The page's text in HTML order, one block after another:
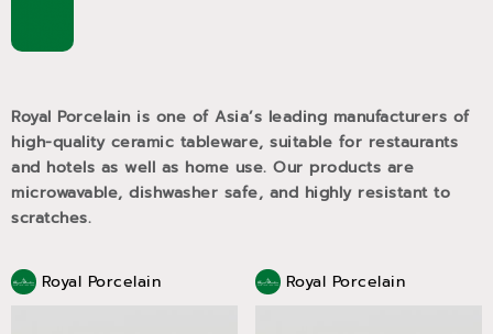
Royal Porcelain is one of Asia’s leading manufacturers of
high-quality ceramic tableware, suitable for restaurants
and hotels as well as home use. Our products are
microwavable, dishwasher safe, and highly resistant to
scratches.
Royal Porcelain Royal Porcelain